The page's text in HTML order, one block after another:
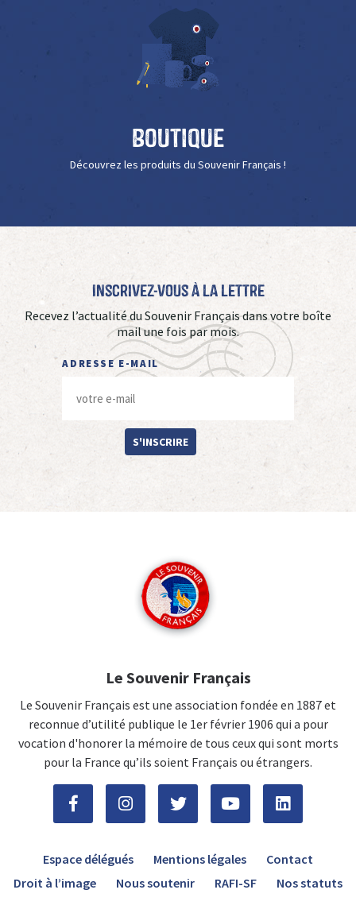
Boutique
Découvrez les produits du Souvenir Français !
Inscrivez-vous à La Lettre
Recevez l’actualité du Souvenir Français dans votre boîte
mail une fois par mois.
ADRESSE E-MAIL
S'INSCRIRE
Le Souvenir Français
Le Souvenir Français est une association fondée en 1887 et
reconnue d’utilité publique le 1er février 1906 qui a pour
vocation d'honorer la mémoire de tous ceux qui sont morts
pour la France qu’ils soient Français ou étrangers.
Espace délégués Mentions légales
Contact
Droit à l’image
Nous soutenir RAFI-SF Nos statuts